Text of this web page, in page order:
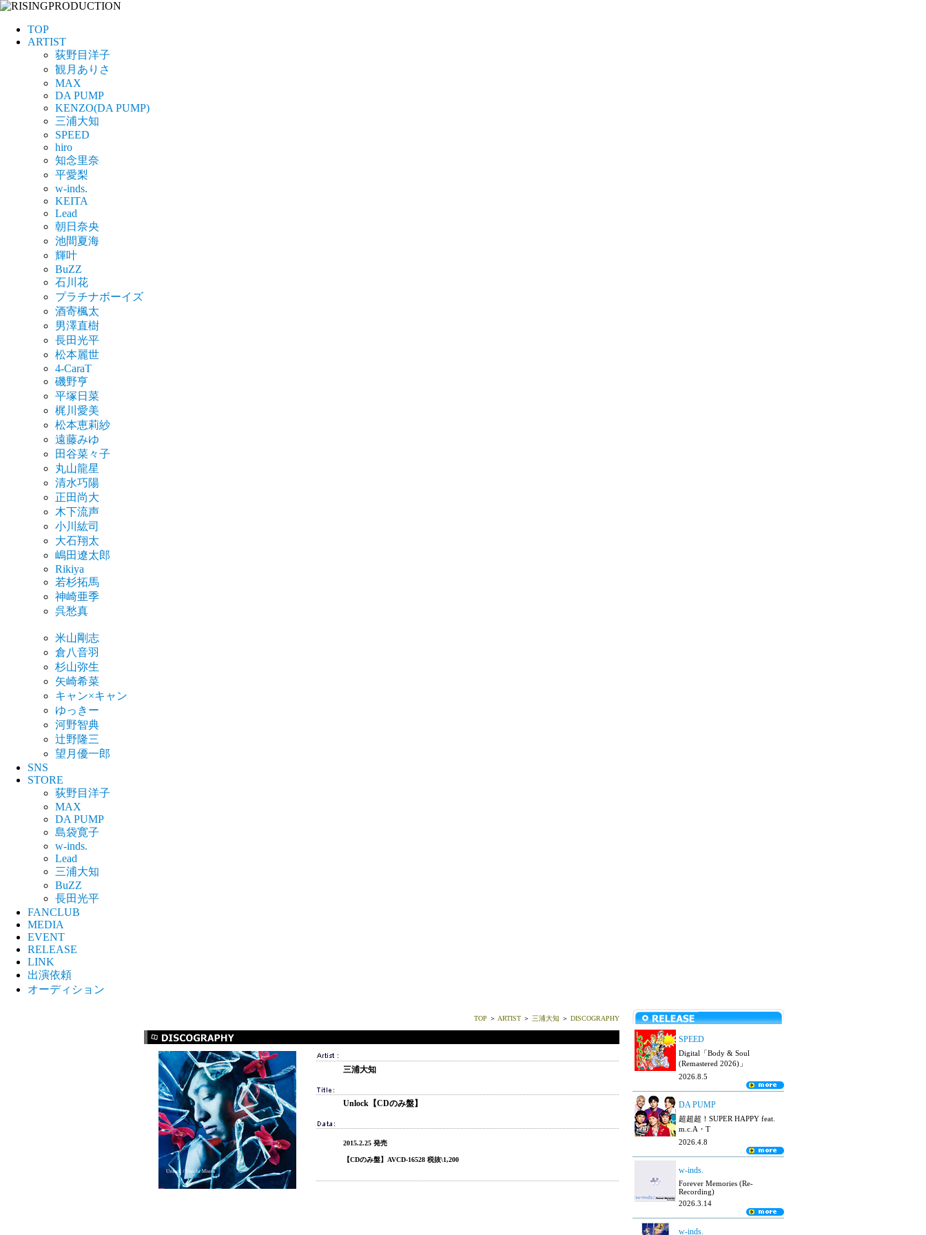
TOP
ARTIST
荻野目洋子
観月ありさ
MAX
DA PUMP
KENZO(DA PUMP)
三浦大知
SPEED
hiro
知念里奈
平愛梨
w-inds.
KEITA
Lead
朝日奈央
池間夏海
輝叶
BuZZ
石川花
プラチナボーイズ
酒寄楓太
男澤直樹
長田光平
松本麗世
4-CaraT
磯野亨
平塚日菜
梶川愛美
松本恵莉紗
遠藤みゆ
田谷菜々子
丸山龍星
清水巧陽
正田尚大
木下流声
小川紘司
大石翔太
嶋田遼太郎
Rikiya
若杉拓馬
神崎亜季
呉愁真
米山剛志
倉八音羽
杉山弥生
矢崎希菜
キャン×キャン
ゆっきー
河野智典
辻野隆三
望月優一郎
SNS
STORE
荻野目洋子
MAX
DA PUMP
島袋寛子
w-inds.
Lead
三浦大知
BuZZ
長田光平
FANCLUB
MEDIA
EVENT
RELEASE
LINK
出演依頼
オーディション
TOP ＞ ARTIST ＞ 三浦大知 ＞ DISCOGRAPHY
三浦大知
Unlock【CDのみ盤】
2015.2.25 発売
【CDのみ盤】AVCD-16528 税抜\1,200
SPEED
Digital「Body & Soul
(Remastered 2026)」
2026.8.5
DA PUMP
超超超！SUPER HAPPY feat.
m.c.A・T
2026.4.8
w-inds.
Forever Memories (Re-
Recording)
2026.3.14
w-inds.